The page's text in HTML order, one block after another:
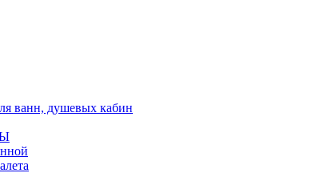
ванн, душевых кабин